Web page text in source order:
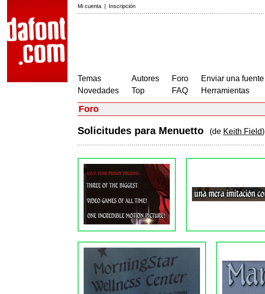
Mi cuenta | Inscripción
Temas
Novedades
Autores
Top
Foro
FAQ
Enviar una fuente
Herramientas
Foro
Solicitudes para Menuetto (de Keith Field)